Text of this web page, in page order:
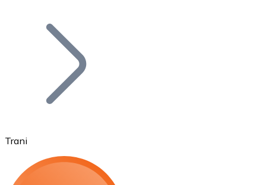
Bitcoin
Trani